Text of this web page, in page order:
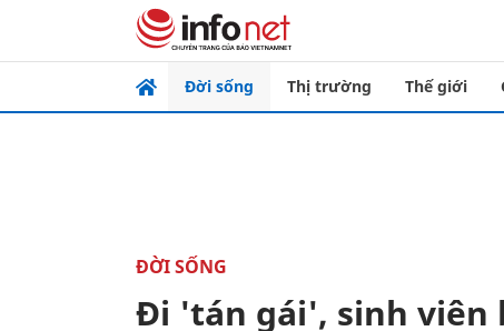
Đời sống Thị trường Thế giới
ĐỜI SỐNG
Đi 'tán gái', sinh viên